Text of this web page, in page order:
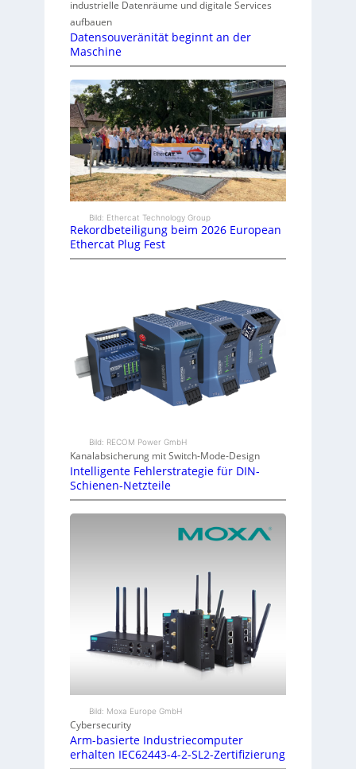
industrielle Datenräume und digitale Services
aufbauen
Datensouveränität beginnt an der
Maschine
Bild: Ethercat Technology Group
Rekordbeteiligung beim 2026 European
Ethercat Plug Fest
Bild: RECOM Power GmbH
Kanalabsicherung mit Switch-Mode-Design
Intelligente Fehlerstrategie für DIN-
Schienen-Netzteile
Bild: Moxa Europe GmbH
Cybersecurity
Arm-basierte Industriecomputer
erhalten IEC62443-4-2-SL2-Zertifizierung